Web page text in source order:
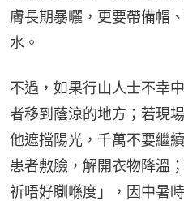
膚長期暴曬，更要帶備帽
水。
不過，如果行山人士不幸
者移到蔭涼的地方；若現
他遮擋陽光，千萬不要繼
患者敷臉，解開衣物降溫
祈唔好瞓喺度」，因中暑